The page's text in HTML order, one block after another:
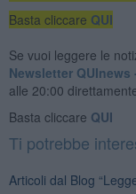
Basta cliccare QUI
Se vuoi leggere le
Newsletter QUInews
alle 20:00
Basta cliccare QUI
Ti potrebbe
Articoli dal Blog